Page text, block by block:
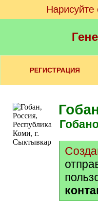
РЕГИСТРАЦИЯ